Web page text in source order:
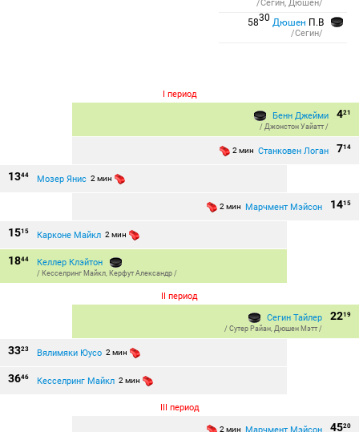
/Сегин, Дюшен/
5830 Дюшен П.В
/Сегин/
I период
421
Бенн Джейми
/ Джонстон Уайатт /
714
2 мин Станковен Логан
1344 Мозер Янис 2 мин
1415
2 мин Марчмент Мэйсон
1515 Карконе Майкл 2 мин
1844 Келлер Клэйтон
/ Кесселринг Майкл, Керфут Александр /
II период
2219
Сегин Тайлер
/ Сутер Райан, Дюшен Мэтт /
3323 Вялимяки Юусо 2 мин
3646 Кесселринг Майкл 2 мин
III период
4520
2 мин Марчмент Мэйсон